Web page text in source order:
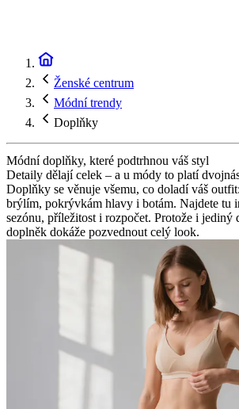
Ženské centrum
Módní trendy
Doplňky
Módní doplňky, které podtrhnou váš styl
Detaily dělají celek – a u módy to platí
Doplňky se věnuje všemu, co doladí váš
brýlím, pokrývkám hlavy i botám. Najdete tu
sezónu, příležitost i rozpočet. Protože i jediný
doplněk dokáže pozvednout celý look.